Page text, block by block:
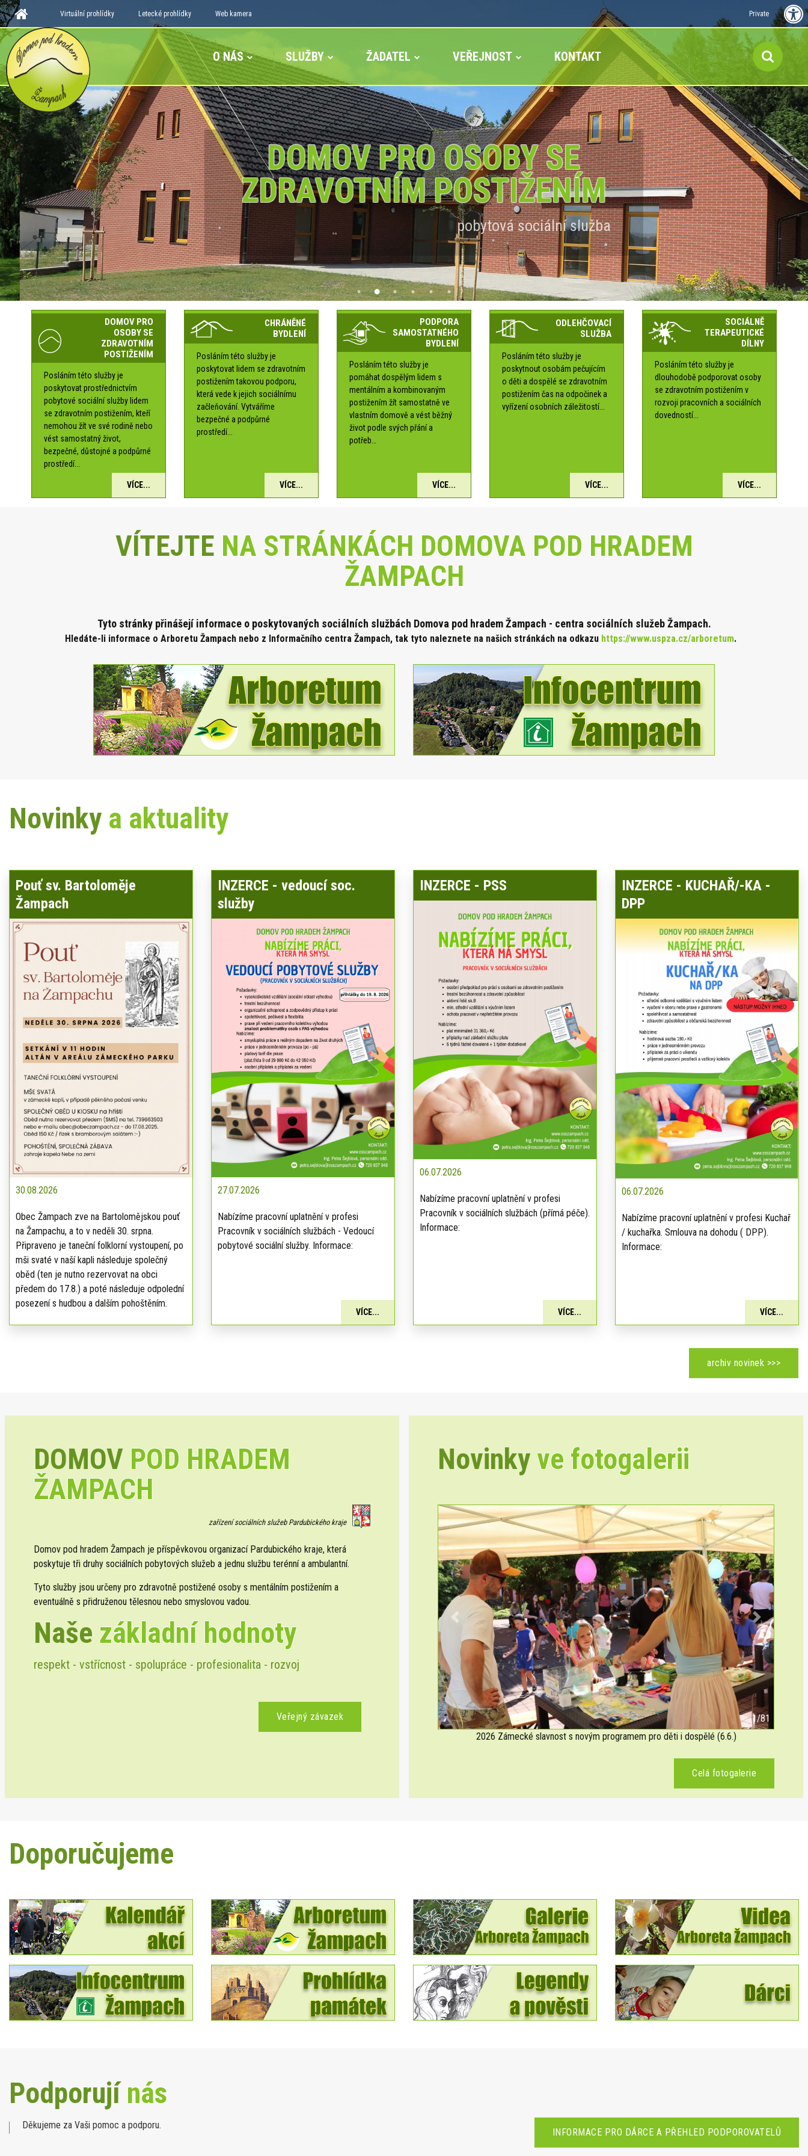
Virtuální prohlídky Letecké prohlídky Web kamera Private
O NÁS SLUŽBY ŽADATEL VEŘEJNOST KONTAKT
DOMOV PRO OSOBY SE
ZDRAVOTNÍM POSTIŽENÍM
pobytová sociální služba
DOMOV PRO
OSOBY SE
ZDRAVOTNÍM
POSTIŽENÍM
Posláním této služby je
poskytovat prostřednictvím
pobytové sociální služby lidem
se zdravotním postižením, kteří
nemohou žít ve své rodině nebo
vést samostatný život,
bezpečné, důstojné a podpůrné
prostředí...
VÍCE...
CHRÁNĚNÉ
BYDLENÍ
Posláním této služby je
poskytovat lidem se zdravotním
postižením takovou podporu,
která vede k jejich sociálnímu
začleňování. Vytváříme
bezpečné a podpůrné
prostředí...
VÍCE...
PODPORA
SAMOSTATNÉHO
BYDLENÍ
Posláním této služby je
pomáhat dospělým lidem s
mentálním a kombinovaným
postižením žít samostatně ve
vlastním domově a vést běžný
život podle svých přání a
potřeb…
VÍCE...
ODLEHČOVACÍ
SLUŽBA
Posláním této služby je
poskytnout osobám pečujícím
o děti a dospělé se zdravotním
postižením čas na odpočinek a
vyřízení osobních záležitostí...
VÍCE...
SOCIÁLNĚ
TERAPEUTICKÉ
DÍLNY
Posláním této služby je
dlouhodobě podporovat osoby
se zdravotním postižením v
rozvoji pracovních a sociálních
dovedností...
VÍCE...
VÍTEJTE NA STRÁNKÁCH DOMOVA POD HRADEM
ŽAMPACH
Tyto stránky přinášejí informace o poskytovaných sociálních službách Domova pod hradem Žampach - centra sociálních služeb Žampach.
Hledáte-li informace o Arboretu Žampach nebo z Informačního centra Žampach, tak tyto naleznete na našich stránkách na odkazu https://www.uspza.cz/arboretum.
Novinky a aktuality
Pouť sv. Bartoloměje
Žampach
30.08.2026
Obec Žampach zve na Bartolomějskou pouť
na Žampachu, a to v neděli 30. srpna.
Připraveno je taneční folklorní vystoupení, po
mši svaté v naší kapli následuje společný
oběd (ten je nutno rezervovat na obci
předem do 17.8.) a poté následuje odpolední
posezení s hudbou a dalším pohoštěním.
INZERCE - vedoucí soc.
služby
27.07.2026
Nabízíme pracovní uplatnění v profesi
Pracovník v sociálních službách - Vedoucí
pobytové sociální služby. Informace:
VÍCE...
INZERCE - PSS
06.07.2026
Nabízíme pracovní uplatnění v profesi
Pracovník v sociálních službách (přímá péče).
Informace:
VÍCE...
INZERCE - KUCHAŘ/-KA -
DPP
06.07.2026
Nabízíme pracovní uplatnění v profesi Kuchař
/ kuchařka. Smlouva na dohodu ( DPP).
Informace:
VÍCE...
archiv novinek >>>
DOMOV POD HRADEM
ŽAMPACH
zařízení sociálních služeb Pardubického kraje
Domov pod hradem Žampach je příspěvkovou organizací Pardubického kraje, která
poskytuje tři druhy sociálních pobytových služeb a jednu službu terénní a ambulantní.
Tyto služby jsou určeny pro zdravotně postižené osoby s mentálním postižením a
eventuálně s přidruženou tělesnou nebo smyslovou vadou.
Naše základní hodnoty
respekt - vstřícnost - spolupráce - profesionalita - rozvoj
Veřejný závazek
Novinkyve fotogalerii
2/81
Previous Next
2026 Zámecké slavnost s novým programem pro děti i dospělé (6.6.)
Celá fotogalerie
Doporučujeme
Podporujínás
Děkujeme za Vaši pomoc a podporu.
INFORMACE PRO DÁRCE A PŘEHLED PODPOROVATELŮ